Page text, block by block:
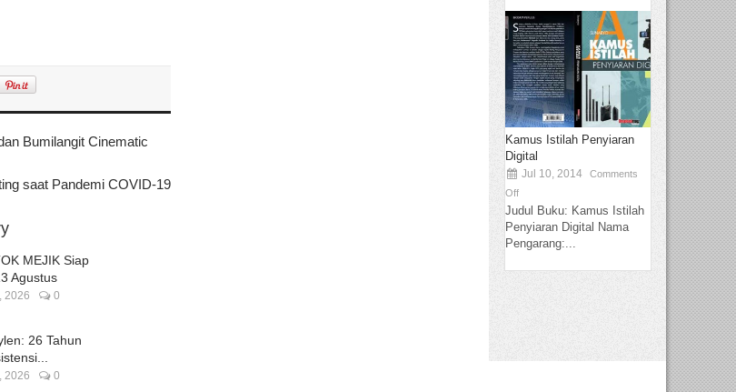
Bumilangit Cinematic
saat Pandemi COVID-19
MEJIK Siap
Agustus
2026 0
26 Tahun
2026 0
Kamus Istilah Penyiaran
Digital
Jul 10, 2014
Comments
Off
Judul Buku: Kamus Istilah
Penyiaran Digital Nama
Pengarang:...